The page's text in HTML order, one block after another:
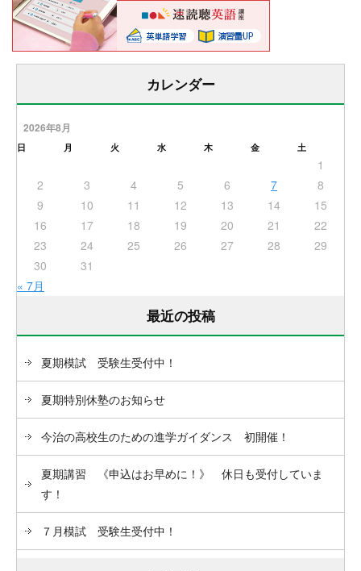
カレンダー
2026年8月
日 月 火 水 木 金 土
1
2
3 4 5 6 7
8
9
10 11 12 13 14
15
16
17 18 19 20 21
22
23
24 25 26 27 28
29
30
31
« 7月
最近の投稿
夏期模試 受験生受付中！
夏期特別休塾のお知らせ
今治の高校生のための進学ガイダンス 初開催！
夏期講習 《申込はお早めに！》 休日も受付していま
す！
７月模試 受験生受付中！